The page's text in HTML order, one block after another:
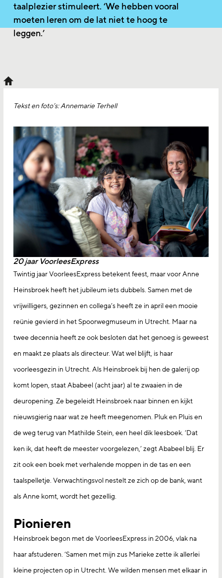
taalplezier stimuleert. ‘We hebben vooral
moeten leren om de lat niet te hoog te
leggen.’
Tekst en foto’s: Annemarie Terhell
20 jaar VoorleesExpress
Twintig jaar VoorleesExpress betekent feest, maar voor Anne
Heinsbroek heeft het jubileum iets dubbels. Samen met de
vrijwilligers, gezinnen en collega’s heeft ze in april een mooie
reünie gevierd in het Spoorwegmuseum in Utrecht. Maar na
twee decennia heeft ze ook besloten dat het genoeg is geweest
en maakt ze plaats als directeur. Wat wel blijft, is haar
voorleesgezin in Utrecht. Als Heinsbroek bij hen de galerij op
komt lopen, staat Ababeel (acht jaar) al te zwaaien in de
deuropening. Ze begeleidt Heinsbroek naar binnen en kijkt
nieuwsgierig naar wat ze heeft meegenomen. Pluk en Pluis en
de weg terug van Mathilde Stein, een heel dik leesboek. ‘Dat
ken ik, dat heeft de meester voorgelezen,’ zegt Ababeel blij. Er
zit ook een boek met verhalende moppen in de tas en een
taalspelletje. Verwachtingsvol nestelt ze zich op de bank, want
als Anne komt, wordt het gezellig.
Pionieren
Heinsbroek begon met de VoorleesExpress in 2006, vlak na
haar afstuderen. ‘Samen met mijn zus Marieke zette ik allerlei
kleine projecten op in Utrecht. We wilden mensen met elkaar in